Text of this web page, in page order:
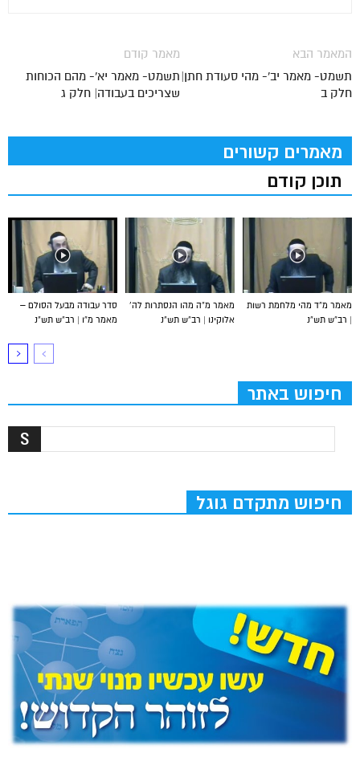
מאמר קודם
תשמט- מאמר יא'- מהם הכוחות
שצריכים בעבודה| חלק ג
המאמר הבא
תשמט- מאמר יב'- מהי סעודת חתן|
חלק ב
מאמרים קשורים
תוכן קודם
סדר עבודה מבעל הסולם –
מאמר מ”ו | רב”ש תש”נ
מאמר מ”ה מהו הנסתרות לה’
אלוקינו | רב”ש תש”נ
מאמר מ”ד מהי מלחמת רשות
| רב”ש תש”נ
חיפוש באתר
חיפוש מתקדם גוגל